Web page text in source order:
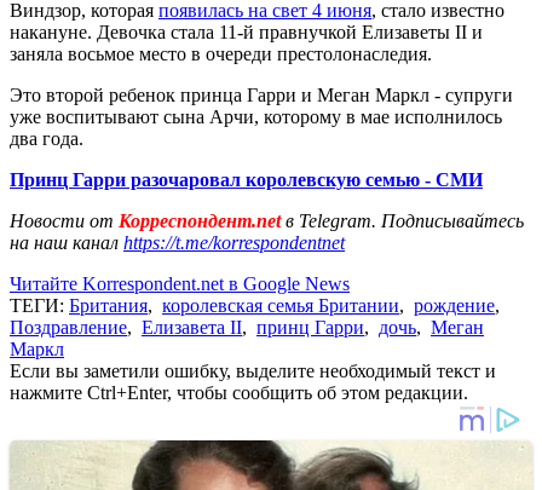
Виндзор, которая появилась на свет 4 июня, стало известно
накануне. Девочка стала 11-й правнучкой Елизаветы II и
заняла восьмое место в очереди престолонаследия.
Это второй ребенок принца Гарри и Меган Маркл - супруги
уже воспитывают сына Арчи, которому в мае исполнилось
два года.
Принц Гарри разочаровал королевскую семью - СМИ
Новости от Корреспондент.netв Telegram. Подписывайтесь
на наш канал https://t.me/korrespondentnet
Читайте Korrespondent.net в Google News
ТЕГИ: Британия, королевская семья Британии, рождение,
Поздравление, Елизавета II, принц Гарри, дочь, Меган
Маркл
Если вы заметили ошибку, выделите необходимый текст и
нажмите Ctrl+Enter, чтобы сообщить об этом редакции.